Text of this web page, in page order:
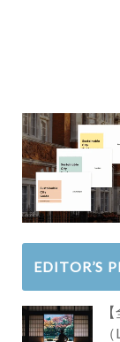
EDITOR’S